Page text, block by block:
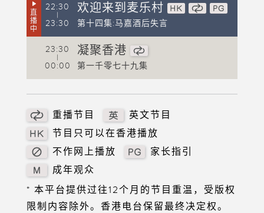
直
播
中
22:30
|
23:30
欢迎来到麦乐村
第十四集:马嘉酒后失言
23:30
|
00:00
凝聚香港
第一千零七十九集
重播节目
英文节目
节目只可以在香港播放
不作网上播放
家长指引
成年观众
* 本平台提供过往12个月的节目重温，受版权
限制内容除外。香港电台保留最终决定权。